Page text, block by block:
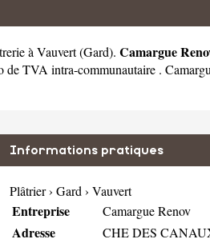
à Vauvert(Gard). Camargue
TVA intra-communautaire .
Informations pratiques
Plâtrier› Gard › Vauvert
Entreprise Camargue Renov
Adresse CHE DES